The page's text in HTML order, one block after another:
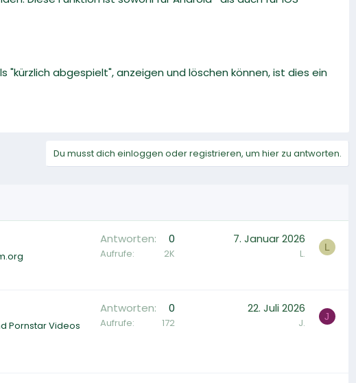
"kürzlich abgespielt", anzeigen und löschen können, ist dies ein
Du musst dich einloggen oder registrieren, um hier zu antworten.
Antworten 0
Aufrufe 2K
7. Januar 2026
L. L
Pornstar Videos
Antworten 0
Aufrufe 172
22. Juli 2026
J. J